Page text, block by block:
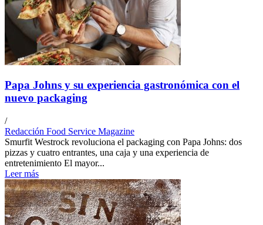
Papa Johns y su experiencia gastronómica con el
nuevo packaging
/
Redacción Food Service Magazine
Smurfit Westrock revoluciona el packaging con Papa Johns: dos
pizzas y cuatro entrantes, una caja y una experiencia de
entretenimiento El mayor...
Leer más